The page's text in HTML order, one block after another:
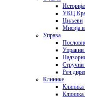
УКЦ
Циљеви
Мисија и
Управа
Управни
Стручни
Реч
Клинике
Клиника
Клиника